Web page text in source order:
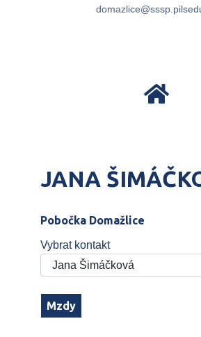
JANA
Pobočka Domažlice
Vybrat kontakt
Mzdy